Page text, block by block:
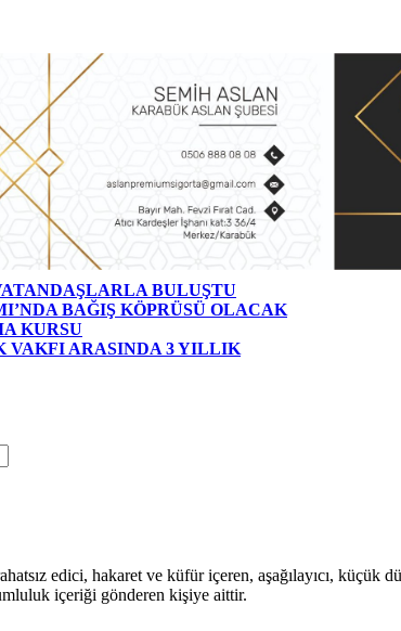
BULUŞTU
BAĞIŞ KÖPRÜSÜ OLACAK
KURSU
VAKFI ARASINDA 3 YILLIK
edici, hakaret ve küfür içeren, aşağılayıcı,
içeriği gönderen kişiye aittir.